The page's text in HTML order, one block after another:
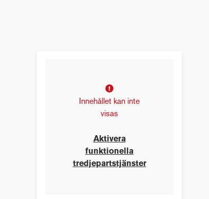
Innehållet kan inte
visas
Aktivera
funktionella
tredjepartstjänster